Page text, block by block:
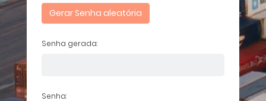
Gerar Senha aleatória
Senha gerada:
Senha: